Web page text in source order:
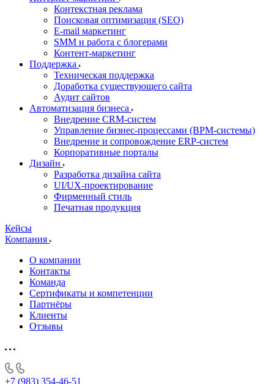
Контекстная реклама
Поисковая оптимизация (SEO)
E-mail маркетинг
SMM и работа с блогерами
Контент-маркетинг
Поддержка
Техническая поддержка
Доработка существующего сайта
Аудит сайтов
Автоматизация бизнеса
Внедрение CRM-систем
Управление бизнес-процессами (BPM-системы)
Внедрение и сопровождение ERP-систем
Корпоративные порталы
Дизайн
Разработка дизайна сайта
UI/UX-проектирование
Фирменный стиль
Печатная продукция
Кейсы
Компания
О компании
Контакты
Команда
Сертификаты и компетенции
Партнёры
Клиенты
Отзывы
+7 (983) 354-46-51